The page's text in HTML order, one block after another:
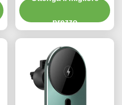
prezzo